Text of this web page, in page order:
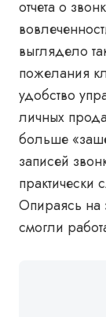
отчета о
выглядело
пожелания
удобство
личных
больше
записей
практически
Опираясь на
смогли